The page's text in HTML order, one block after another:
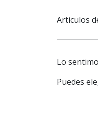
Articulos
Lo
Puedes